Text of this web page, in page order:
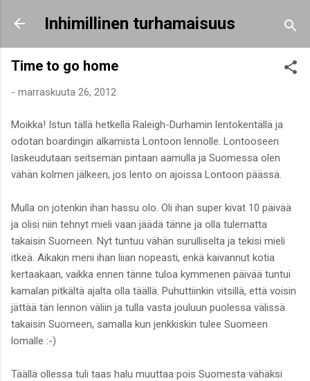
Siirry pääsisältöön
Inhimillinen turhamaisuus
Time to go home
- marraskuuta 26, 2012
Moikka! Istun tällä hetkellä Raleigh-Durhamin lentokentällä ja
odotan boardingin alkamista Lontoon lennolle. Lontooseen
laskeudutaan seitsemän pintaan aamulla ja Suomessa olen
vähän kolmen jälkeen, jos lento on ajoissa Lontoon päässä.
Mulla on jotenkin ihan hassu olo. Oli ihan super kivat 10 päivää
ja olisi niin tehnyt mieli vaan jäädä tänne ja olla tulematta
takaisin Suomeen. Nyt tuntuu vähän surulliselta ja tekisi mieli
itkeä. Aikakin meni ihan liian nopeasti, enkä kaivannut kotia
kertaakaan, vaikka ennen tänne tuloa kymmenen päivää tuntui
kamalan pitkältä ajalta olla täällä. Puhuttiinkin vitsillä, että voisin
jättää tän lennon väliin ja tulla vasta jouluun puolessa välissä
takaisin Suomeen, samalla kun jenkkiskin tulee Suomeen
lomalle :-)
Täällä ollessa tuli taas halu muuttaa pois Suomesta vähäksi